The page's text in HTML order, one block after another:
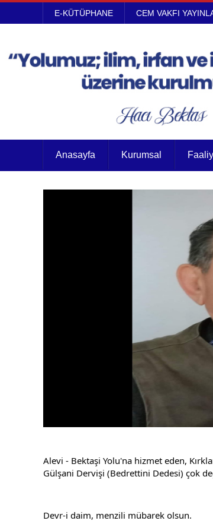
E-KÜTÜPHANE CEM VAKFI
Anasayfa Kurumsal
Alevi - Bektaşi Yolu'na hizmet eden,
Gülşani Dervişi (Bedrettini Dedesi) çok
Devr-i daim, menzili mübarek olsun.